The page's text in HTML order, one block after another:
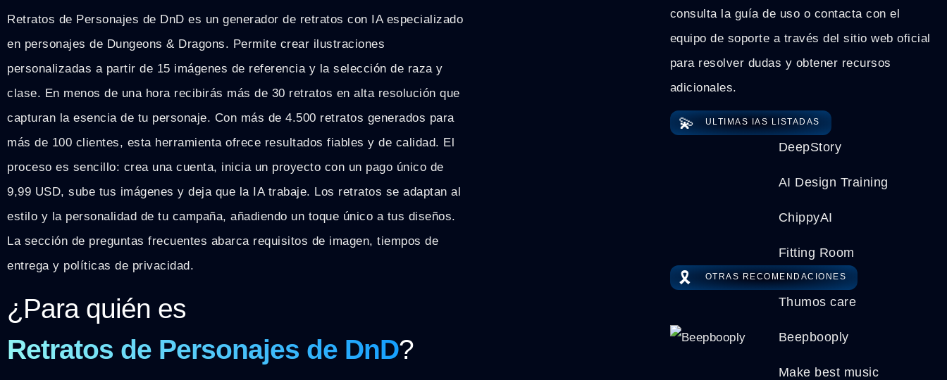
Retratos de Personajes de DnD es un generador de retratos con IA especializado
en personajes de Dungeons & Dragons. Permite crear ilustraciones
personalizadas a partir de 15 imágenes de referencia y la selección de raza y
clase. En menos de una hora recibirás más de 30 retratos en alta resolución que
capturan la esencia de tu personaje. Con más de 4.500 retratos generados para
más de 100 clientes, esta herramienta ofrece resultados fiables y de calidad. El
proceso es sencillo: crea una cuenta, inicia un proyecto con un pago único de
9,99 USD, sube tus imágenes y deja que la IA trabaje. Los retratos se adaptan al
estilo y la personalidad de tu campaña, añadiendo un toque único a tus diseños.
La sección de preguntas frecuentes abarca requisitos de imagen, tiempos de
entrega y políticas de privacidad.
¿Para quién es
Retratos de Personajes de DnD?
consulta la guía de uso o contacta con el
equipo de soporte a través del sitio web oficial
para resolver dudas y obtener recursos
adicionales.
💫 ULTIMAS IAS LISTADAS
DeepStory
AI Design Training
ChippyAI
Fitting Room
🎗️ OTRAS RECOMENDACIONES
Thumos care
Beepbooply
Make best music